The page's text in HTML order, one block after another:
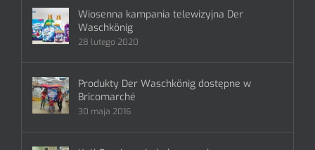
Wiosenna kampania telewizyjna Der
Waschkönig
28 lutego 2020
Produkty Der Waschkönig dostępne w
Bricomarché
30 maja 2016